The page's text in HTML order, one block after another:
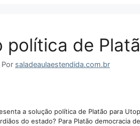
política de
Por saladeaulaestendida.com.br
a solução política de Platão para
do estado? Para Platão democracia